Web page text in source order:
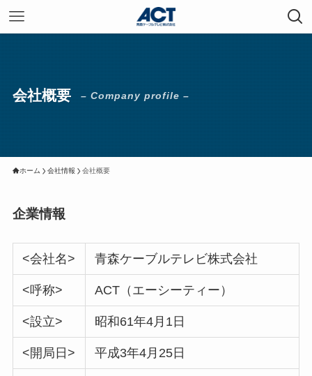
会社概要 – Company profile –
ホーム 会社情報 会社概要
企業情報
<会社名> 青森ケーブルテレビ株式会社
<呼称> ACT（エーシーティー）
<設立> 昭和61年4月1日
<開局日> 平成3年4月25日